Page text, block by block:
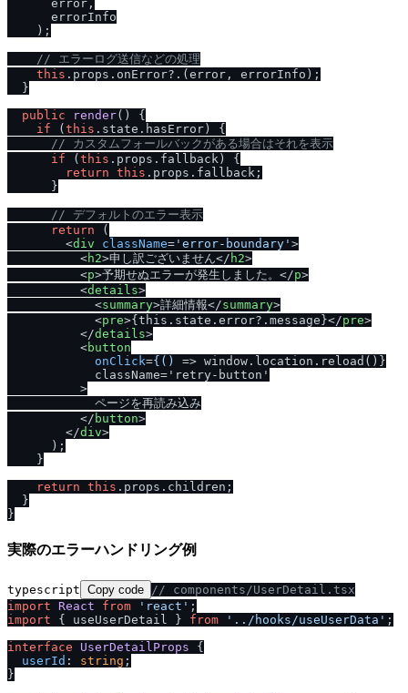
      error,
      errorInfo
    );
/ / エラーログ送信などの処理
this . props . onError?.(error, errorInfo);
  }
public
render( ) {
if ( this . state . hasError ) {
/ / カスタムフォールバックがある場合はそれを表示
if ( this . props . fallback ) {
return this . props . fallback ;
      }
/ / デフォルトのエラー表示
return (
<div className= 'error-boundary' >
<h2>申し訳ございません</ h2>
<p>予期せぬエラーが発生しました。 </p>
<details>
<summary>詳細情報</summary>
<pre>{this.state.error?.message}</pre>
</details>
<button
onClick={() => window.location.reload()}
            className='retry-button'
          >
            ページを再読み込み
</ button>
</div>
      );
    }
return this . props . children ;
  }
実際のエラーハンドリング例
typescript Copy code / / components /UserDetail.tsx
import
React from 'react'
import { useUserDetail } from '.. / hooks /useUserData' ;
interface
UserDetailProps {
userId : string ;
}